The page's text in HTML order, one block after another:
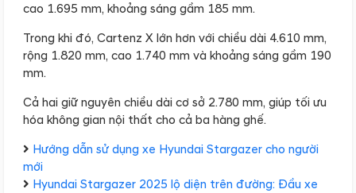
cao 1.695 mm, khoảng sáng gầm 185 mm.
Trong khi đó, Cartenz X lớn hơn với chiều dài 4.610 mm,
rộng 1.820 mm, cao 1.740 mm và khoảng sáng gầm 190
mm.
Cả hai giữ nguyên chiều dài cơ sở 2.780 mm, giúp tối ưu
hóa không gian nội thất cho cả ba hàng ghế.
Hướng dẫn sử dụng xe Hyundai Stargazer cho người
mới
Hyundai Stargazer 2025 lộ diện trên đường: Đầu xe